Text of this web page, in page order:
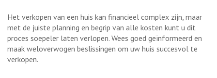
Het verkopen van een huis kan financieel complex zijn, maar
met de juiste planning en begrip van alle kosten kunt u dit
proces soepeler laten verlopen. Wees goed geïnformeerd en
maak weloverwogen beslissingen om uw huis succesvol te
verkopen.